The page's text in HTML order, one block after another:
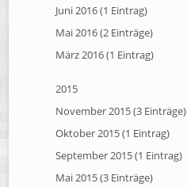
Juni 2016 (1 Eintrag)
Mai 2016 (2 Einträge)
März 2016 (1 Eintrag)
2015
November 2015 (3 Einträge)
Oktober 2015 (1 Eintrag)
September 2015 (1 Eintrag)
Mai 2015 (3 Einträge)